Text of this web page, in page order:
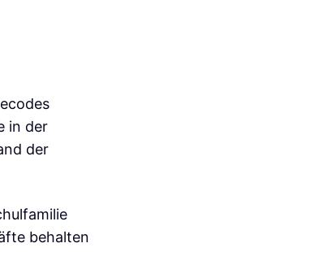
in der
der
behalten